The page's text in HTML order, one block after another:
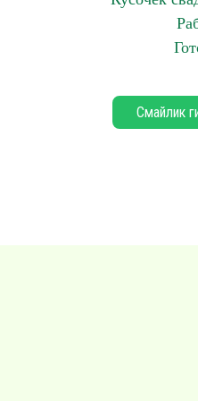
Смайлик